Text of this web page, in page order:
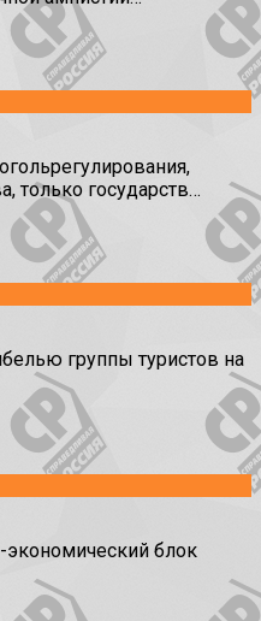
только государств…
группы туристов на
блок